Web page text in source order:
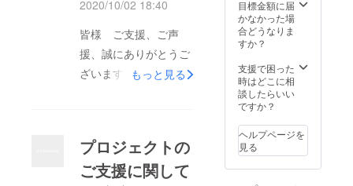
2020/10/02 18:40
皆様 ご支援、ご声
援、誠にありがとうご
ざいます！筑前猫屋の
お品物としても使用さ
せて頂いているのです
もっと見る
プロジェクトの
ご支援に関して
目標金額に届
かなかった場
合どうなりま
すか？
支援で困った
時はどこに相
談したらいい
ですか？
ヘルプページを
見る